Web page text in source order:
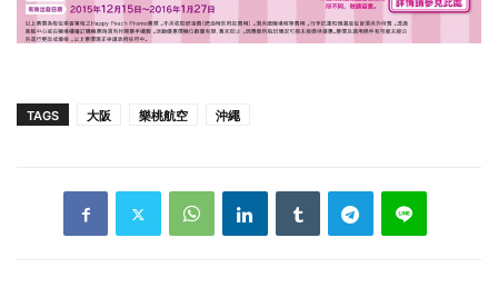
TAGS 大阪 樂桃航空 沖繩